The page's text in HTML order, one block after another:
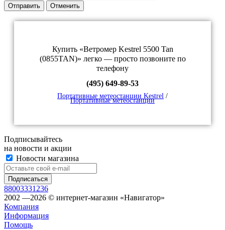
Отправить Отменить
Купить «Ветромер Kestrel 5500 Tan
(0855TAN)» легко — просто позвоните по
телефону
(495) 649-89-53
Портативные метеостанции Kestrel /
Портативные метеостанции
Подписывайтесь
на новости и акции
Новости магазина
88003331236
2002 —2026 © интернет-магазин «Навигатор»
Компания
Информация
Помощь